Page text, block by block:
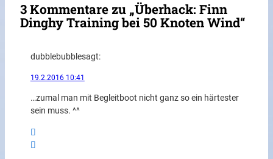
3 Kommentare zu „Überhack: Finn
Dinghy Training bei 50 Knoten Wind“
dubblebubblesagt:
19.2.2016 10:41
…zumal man mit Begleitboot nicht ganz so ein härtester
sein muss. ^^